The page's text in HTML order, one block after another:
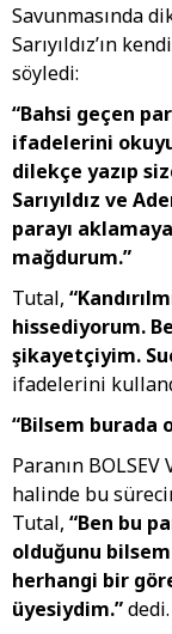
Savunmasında
Sarıyıldız’ın
söyledi:
“Bahsi geçen
ifadelerini
dilekçe yazıp
Sarıyıldız ve
parayı
mağdurum.”
Tutal,
hissediyorum.
şikayetçiyim.
ifadelerini
“Bilsem burada
Paranın BOLSEV
halinde bu
Tutal, “Ben bu
olduğunu
herhangi bir
üyesiydim.”dedi.